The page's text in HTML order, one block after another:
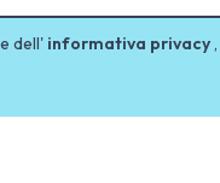
dell' informativa privacy